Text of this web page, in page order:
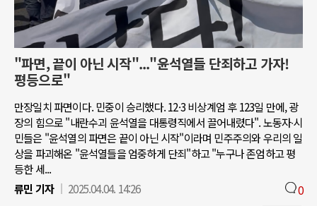
"파면, 끝이 아닌 시작"..."윤석열들 단죄하고 가자!
평등으로"
만장일치 파면이다. 민중이 승리했다. 12·3 비상계엄 후 123일 만에, 광
장의 힘으로 "내란수괴 윤석열을 대통령직에서 끌어내렸다". 노동자∙시
민들은 "윤석열의 파면은 끝이 아닌 시작"이라며 민주주의와 우리의 일
상을 파괴해온 "윤석열들을 엄중하게 단죄"하고 "누구나 존엄하고 평
등한 세...
류민 기자
2025.04.04. 14:26 0